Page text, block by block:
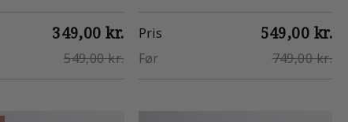
349,00 kr.
549,00 kr.
Pris 549,00 kr.
Før 749,00 kr.